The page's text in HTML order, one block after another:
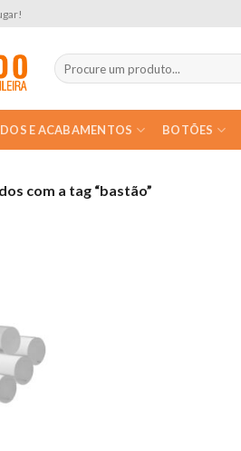
E ACABAMENTOS BOTÕES
com a tag “bastão”